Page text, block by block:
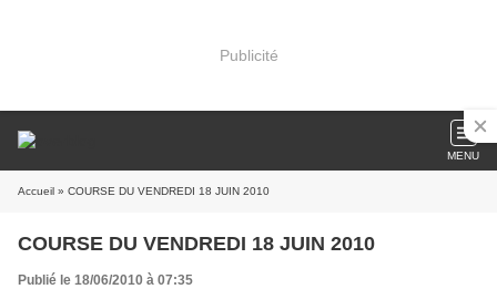
Publicité
MENU
Accueil » COURSE DU VENDREDI 18 JUIN 2010
COURSE DU VENDREDI 18 JUIN 2010
Publié le 18/06/2010 à 07:35